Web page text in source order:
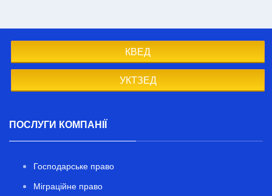
КВЕД
УКТЗЕД
ПОСЛУГИ КОМПАНІЇ
Господарське право
Міграційне право